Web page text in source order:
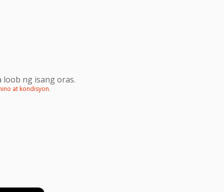
ng isang oras.
at kondisyon.